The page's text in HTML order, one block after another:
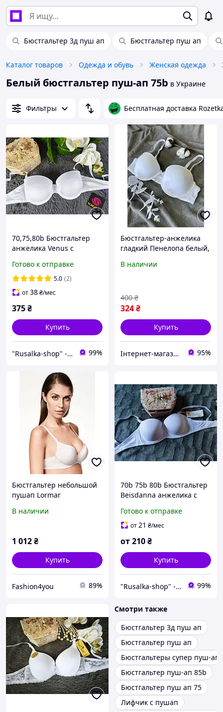
Бюстгальтер 3д пуш ап Бюстгальтер пуш ап
Каталог товаров Одежда и обувь Женская одежда
Белый бюстгальтер пуш-ап 75b в Украине
Фильтры Бесплатная доставка
70,75,80b Бюстгальтер
анжелика Venus с
лифчик балконет супер
усиленный push-up 2
размер груди белый 0705
Готово к отправке
5.0 (2)
от38₴/мес
375₴
Купить
"Rusalka-shop" - інтернет магазин спідньої жіночої білизни 99%
Бюстгальтер-анжелика
гладкий Пенелопа белый,
АП 2см
В наличии
324₴
400 ₴
Купить
Інтернет-магазин товарів для дому "The Rechi" 95%
Бюстгальтер небольшой
пушап Lormar
75B Белый
В наличии
1 012₴
Купить
Fashion4you 89%
70b 75b 80b Бюстгальтер
Beisdanna анжелика с
лифчик 2 второй размер
груди с push-up гладкий
Готово к отправке
от21 ₴/мес
от210₴
Купить
"Rusalka-shop" - інтернет магазин спідньої жіночої білизни 99%
Смотри также
Бюстгальтер 3д пуш ап
Бюстгальтер пуш ап
Бюстгальтеры супер пуш-ап
Бюстгальтер пуш-ап 85b
Бюстгальтер пуш ап 75
Лифчик с пушап